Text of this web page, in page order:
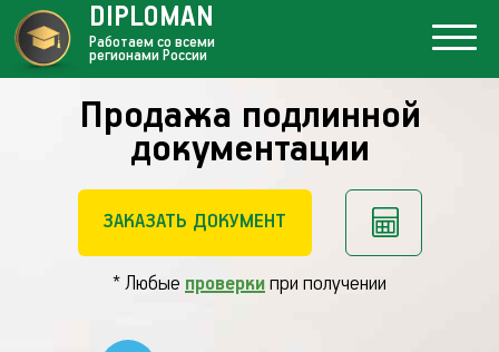
Продажа подлинной
документации
ЗАКАЗАТЬ ДОКУМЕНТ
* Любые проверки при получении
DIPLOMAN
Работаем со всеми
регионами России